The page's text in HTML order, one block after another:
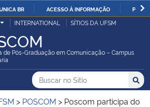
IR
PARA
O
BR ACESSO À INFORMAÇÃO
Pública
INTERNATIONAL SÍTIOS DA UFSM
de Pós-Graduação em Comunicação – Campus
do Sítio
Busca
Buscar no no Sítio
Busca:
> POSCOM > Poscom participa do